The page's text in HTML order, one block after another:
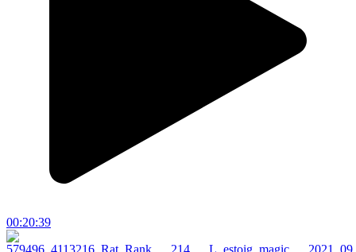
00:20:39